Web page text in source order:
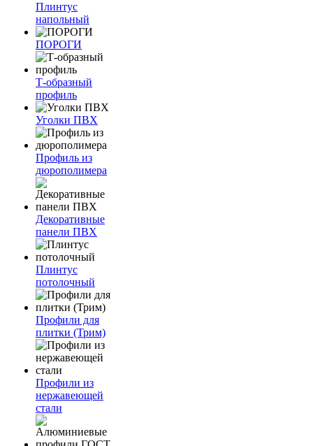
Плинтус
напольный
ПОРОГИ
Т-образный
профиль
Уголки ПВХ
Профиль из
дюрополимера
Декоративные
панели ПВХ
Плинтус
потолочный
Профили для
плитки (Трим)
Профили из
нержавеющей
стали